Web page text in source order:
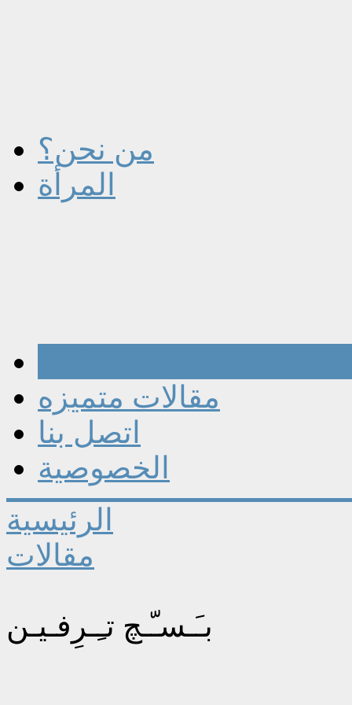
من نحن؟
المرأة
مقالات متميزه
اتصل بنا
الخصوصية
الرئيسية
مقالات
بـَـسـّـچ تـِـرِفـيـن